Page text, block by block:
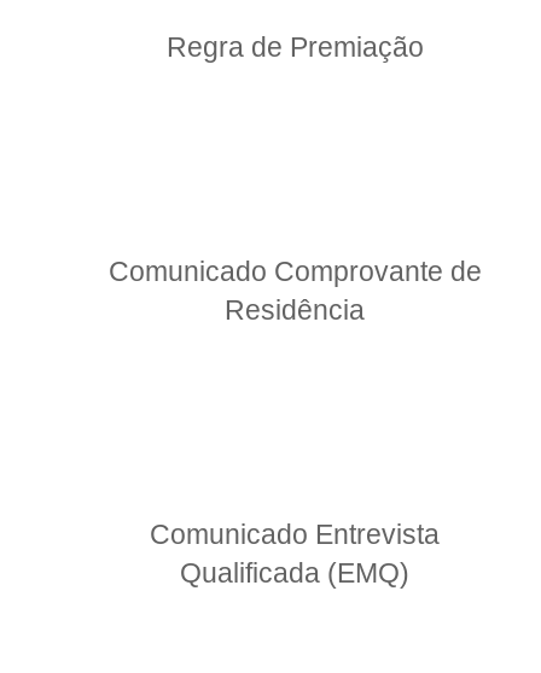
Regra de Premiação
Comunicado Comprovante de
Residência
Comunicado Entrevista
Qualificada (EMQ)